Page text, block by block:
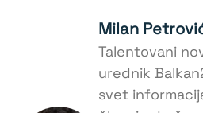
Milan
Talentovani
urednik
svet